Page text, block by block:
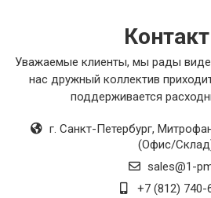
Уважаемые клиенты, мы рады
нас дружный коллектив
поддерживается
г. Санкт-Петербург,
(Офис/
sales@1-
+7 (812) 740-